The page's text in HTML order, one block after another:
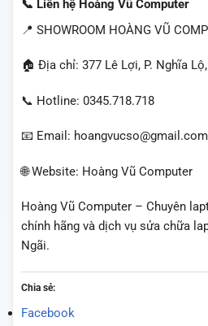
📞 Liên hệ Hoàng Vũ Computer
📍 SHOWROOM HOÀNG VŨ
🏠 Địa chỉ: 377 Lê Lợi, P. Nghĩa
📞 Hotline: 0345.718.718
📧 Email: hoangvucso@gmail.com
🌐 Website: Hoàng Vũ Computer
Hoàng Vũ Computer – Chuyên
chính hãng và dịch vụ sửa chữa
Ngãi.
Chia sẻ:
Facebook